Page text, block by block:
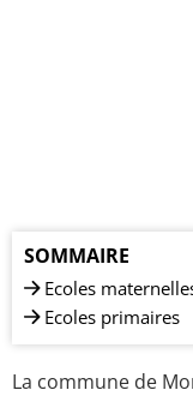
SOMMAIRE
Ecoles
Ecoles primaires
La commune de